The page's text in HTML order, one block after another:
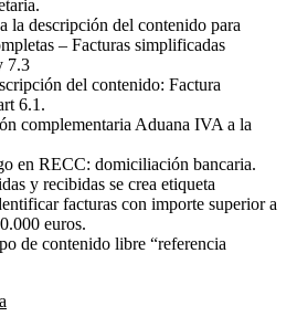
la descripción del contenido para
– Facturas simplificadas
7.3
del contenido: Factura
6.1.
complementaria Aduana IVA a la
en RECC: domiciliación bancaria.
y recibidas se crea etiqueta
facturas con importe superior a
euros.
de contenido libre “referencia